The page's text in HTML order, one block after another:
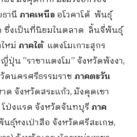
านี ภาคเหนือ อโวคาโด้ พันธุ์
ซึ่งเป็นที่นิยมในตลาด ลิ้นจี่พันธุ์
หม่ ภาคใต้แตงโมเกาะสุกร
ปุ่น “ราชาแตงโม” จังหวัดพังงา,
นครศรีธรรมราช ภาคตะวัน
จังหวัดสระแก้ว, มังคุดเขา
ป่งแรด จังหวัดจันทบุรี ภาค
ธุ์หงเป่าสือ จังหวัดศรีสะเกษ,